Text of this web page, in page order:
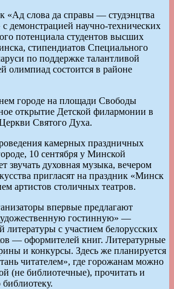
«Ад слова да справы — студэнцтва
с демонстрацией научно-технических
потенциала студентов высших
стипендиатов Специального
по поддержке талантливой
олимпиад состоится в районе
городе на площади Свободы
открытие Детской филармонии в
Святого Духа.
камерных праздничных
10 сентября у Минской
звучать духовная музыка, вечером
пригласят на праздник «Минск
артистов столичных театров.
впервые предлагают
гостинную» —
литературы с участием белорусских
— оформителей книг. Литературные
и конкурсы. Здесь же планируется
читателем», где горожанам можно
(не библиотечные), прочитать и